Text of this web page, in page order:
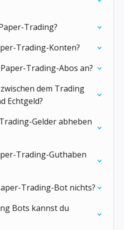
Trading?
Trading-Konten?
Trading-Abos an?
dem Trading
Echtgeld?
Gelder abheben
Trading-Guthaben
Trading-Bot nichts?
Bots kannst du